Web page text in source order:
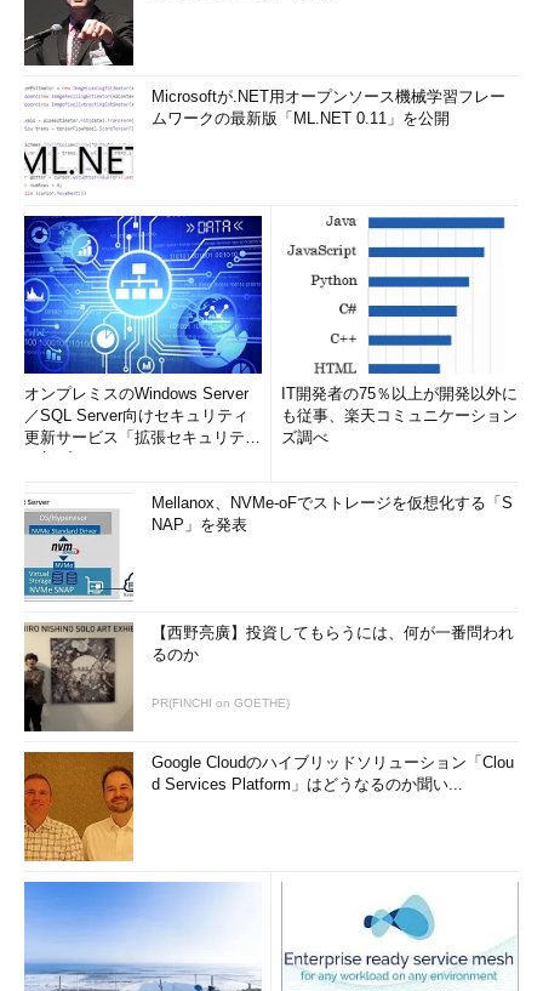
画面5「pstree -H プロセスID」で指定したプロセスを先
祖プロセスも含めて表示。「more」で表示しているため「-
U」オプションも併用している
なお、「-H」オプションは、現在のプロセスを含むツリーを強
調表示するオプションです。GUI環境では強調表示を確認するこ
とができます（画面6）。
画面6
筆者紹介
西村 めぐみ（にしむら めぐみ）
PC-9801N／PC-386MからのDOSユーザー。1992年より生産管
理のパッケージソフトウェアの開発およびサポート業務を担
当。のち退社し、専業ライターとして活動を開始。著書に『図
解でわかるLinux』『らぶらぶLinuxシリーズ』『はじめてでも
Microsoftが.NET用オープンソース機械学習フレー
ムワークの最新版「ML.NET 0.11」を公開
オンプレミスのWindows Server
／SQL Server向けセキュリティ
更新サービス「拡張セキュリティ
IT開発者の75％以上が開発以外に
も従事、楽天コミュニケーション
ズ調べ
Mellanox、NVMe-oFでストレージを仮想化する「S
NAP」を発表
【西野亮廣】投資してもらうには、何が一番問われ
るのか
PR(FINCHI on GOETHE)
Google Cloudのハイブリッドソリューション「Clou
d Services Platform」はどうなるのか聞い...